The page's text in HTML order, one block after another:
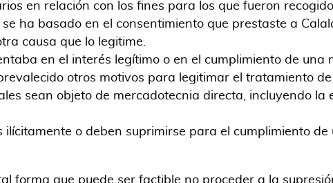
en relación con los fines para los que fueron
ha basado en el consentimiento que prestaste a
causa que lo legitime.
en el interés legítimo o en el cumplimiento de una
otros motivos para legitimar el tratamiento
sean objeto de mercadotecnia directa, incluyendo
o deben suprimirse para el cumplimiento
forma que puede ser factible no proceder a la